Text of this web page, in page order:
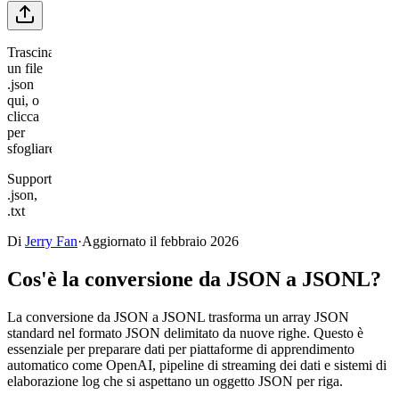
Trascina
un file
.json
qui, o
clicca
per
sfogliare
Supporta
.json,
.txt
Di Jerry Fan·Aggiornato il febbraio 2026
Cos'è la conversione da JSON a JSONL?
La conversione da JSON a JSONL trasforma un array JSON
standard nel formato JSON delimitato da nuove righe. Questo è
essenziale per preparare dati per piattaforme di apprendimento
automatico come OpenAI, pipeline di streaming dei dati e sistemi di
elaborazione log che si aspettano un oggetto JSON per riga.